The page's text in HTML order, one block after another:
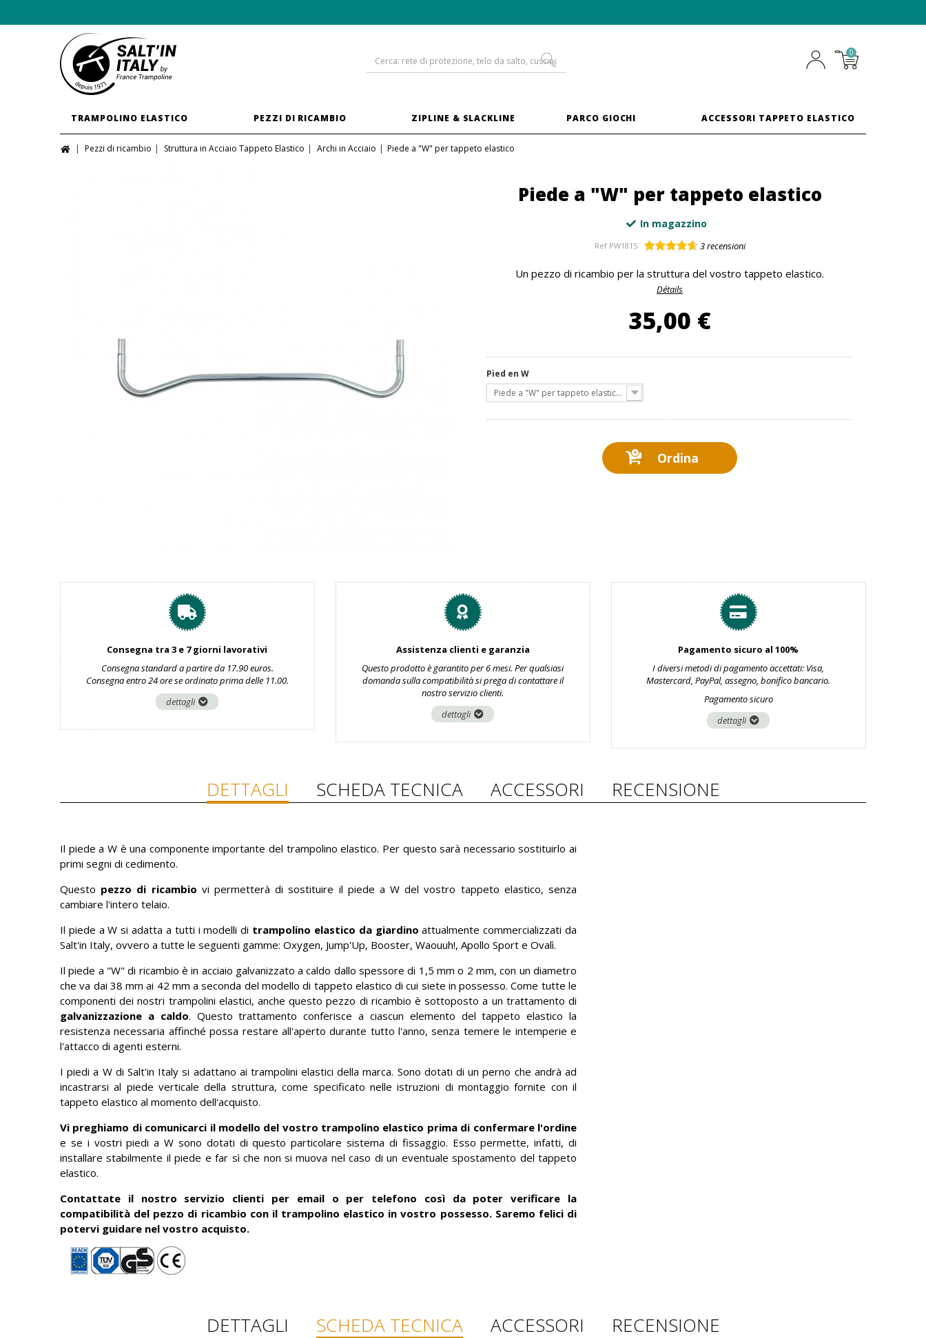
0
TRAMPOLINO ELASTICO PEZZI DI RICAMBIO ZIPLINE & SLACKLINE PARCO GIOCHI ACCESSORI TAPPETO ELASTICO
Pezzi di ricambio Struttura in Acciaio Tappeto Elastico Archi in Acciaio Piede a "W" per tappeto elastico
Piede a "W" per tappeto elastico
In magazzino
Ref PW1815 3recensioni
Un pezzo di ricambio per la struttura del vostro tappeto elastico.
Détails
35,00 €35,00 €
Pied en W
Piede a "W" per tappeto elastico Start'Up, Initio, Access, Oxygen 180
Ordina
Consegna tra 3 e 7 giorni lavorativi
Consegna standard a partire da 17.90 euros.
Consegna entro 24 ore se ordinato prima delle 11.00.
dettagli
Assistenza clienti e garanzia
Questo prodotto è garantito per 6 mesi. Per qualsiasi
domanda sulla compatibilità si prega di contattare il
nostro servizio clienti.
dettagli
Pagamento sicuro al 100%
I diversi metodi di pagamento accettati: Visa,
Mastercard, PayPal, assegno, bonifico bancario.
Pagamento sicuro
dettagli
DETTAGLI SCHEDA TECNICA ACCESSORI RECENSIONE
Il piede a W è una componente importante del trampolino elastico. Per questo sarà necessario sostituirlo ai
primi segni di cedimento.
Questo pezzo di ricambio vi permetterà di sostituire il piede a W del vostro tappeto elastico, senza
cambiare l'intero telaio.
Il piede a W si adatta a tutti i modelli di trampolino elastico da giardinoattualmente commercializzati da
Salt'in Italy, ovvero a tutte le seguenti gamme: Oxygen, Jump'Up, Booster, Waouuh!, Apollo Sport e Ovalì.
Il piede a "W" di ricambio è in acciaio galvanizzato a caldo dallo spessore di 1,5 mm o 2 mm, con un diametro
che va dai 38 mm ai 42 mm a seconda del modello di tappeto elastico di cui siete in possesso. Come tutte le
componenti dei nostri trampolini elastici, anche questo pezzo di ricambio è sottoposto a un trattamento di
galvanizzazione a caldo. Questo trattamento conferisce a ciascun elemento del tappeto elastico la
resistenza necessaria affinché possa restare all'aperto durante tutto l'anno, senza temere le intemperie e
l'attacco di agenti esterni.
I piedi a W di Salt'in Italy si adattano ai trampolini elastici della marca. Sono dotati di un perno che andrà ad
incastrarsi al piede verticale della struttura, come specificato nelle istruzioni di montaggio fornite con il
tappeto elastico al momento dell'acquisto.
Vi preghiamo di comunicarci il modello del vostro trampolino elastico prima di confermare l'ordine
e se i vostri piedi a W sono dotati di questo particolare sistema di fissaggio. Esso permette, infatti, di
installare stabilmente il piede e far sì che non si muova nel caso di un eventuale spostamento del tappeto
elastico.
Contattate il nostro servizio clienti per email o per telefono così da poter verificare la
compatibilità del pezzo di ricambio con il trampolino elastico in vostro possesso. Saremo felici di
potervi guidare nel vostro acquisto.
DETTAGLI SCHEDA TECNICA ACCESSORI RECENSIONE